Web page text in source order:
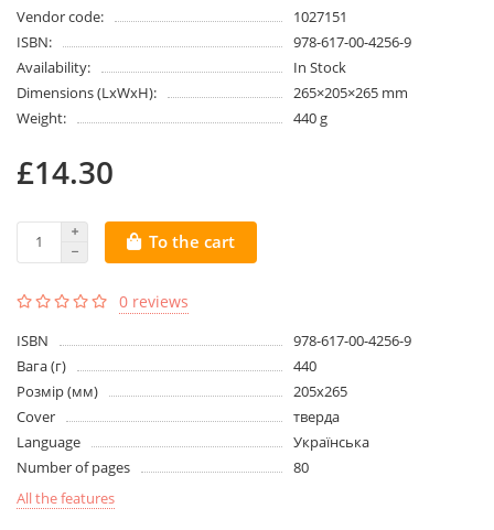
Vendor code:
1027151
ISBN:
978-617-00-4256-9
Availability:
In Stock
Dimensions (LxWxH):
265×205×265 mm
Weight:
440 g
£14.30
To the cart
0 reviews
ISBN
978-617-00-4256-9
Вага (г)
440
Розмір (мм)
205х265
Cover
тверда
Language
Українська
Number of pages
80
All the features